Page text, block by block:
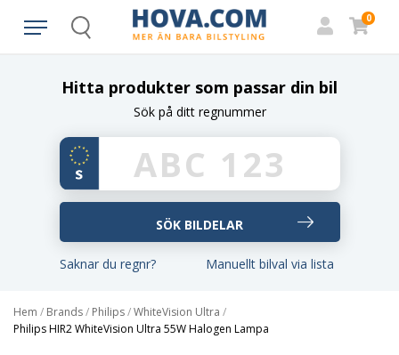
Search
0
Hitta produkter som passar din bil
Sök på ditt regnummer
Saknar du regnr? Manuellt bilval via lista
Hem / Brands/ Philips/WhiteVision Ultra /
Philips HIR2 WhiteVision Ultra 55W Halogen Lampa